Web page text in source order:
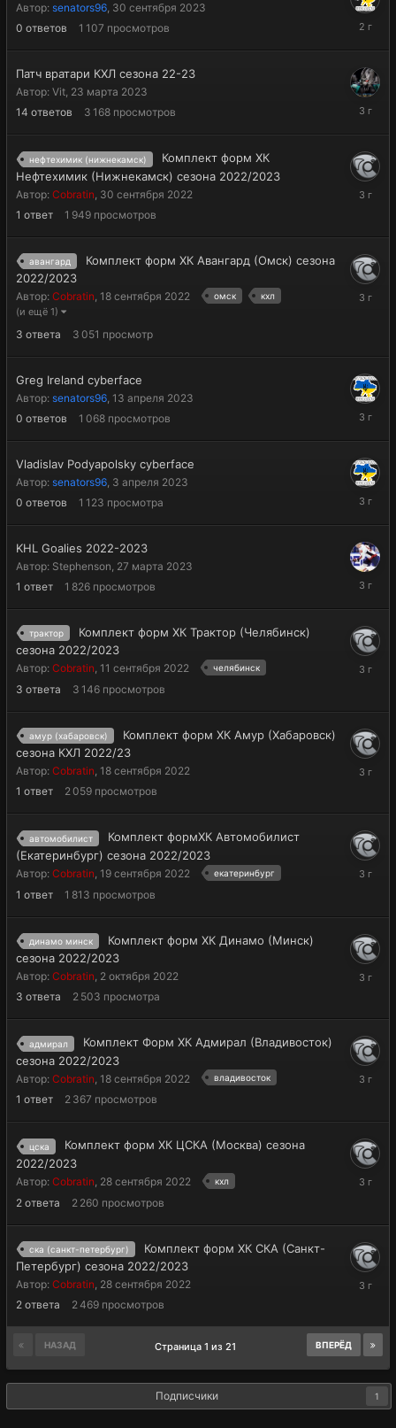
Автор: senators96, 30 сентября 2023
0 ответов 1 107 просмотров
30
2023
Патч вратари КХЛ сезона 22-23
Автор: Vit, 23 марта 2023
14 ответов 3 168 просмотров
15
2023
нефтехимик (нижнекамск)
Комплект форм ХК
Нефтехимик (Нижнекамск) сезона 2022/2023
Автор: Cobratin 30 сентября 2022
1 ответ 1 949 просмотров
15
авангард
Комплект форм ХК Авангард (Омск) сезона
2022/2023
Автор: Cobratin, 18 сентября 2022 омск кхл
(и ещё 1)
3 ответа 3 051 просмотр
15
Greg Ireland cyberface
Автор: senators96 13 апреля 2023
0 ответов 1 068 просмотров
13
2023
Vladislav Podyapolsky cyberface
Автор: senators96 3 апреля 2023
0 ответов 1 123 просмотра
2023
KHL Goalies 2022-2023
Автор: Stephenson 27 марта 2023
1 ответ 1 826 просмотров
27
2023
трактор
Комплект форм ХК Трактор (Челябинск)
сезона 2022/2023
Автор: Cobratin, 11 сентября 2022 челябинск
3 ответа 3 146 просмотров
14
амур (хабаровск)
Комплект форм ХК Амур (Хабаровск)
сезона КХЛ 2022/23
Автор: Cobratin, 18 сентября 2022
1 ответ 2 059 просмотров
14
автомобилист
Комплект формХК Автомобилист
(Екатеринбург) сезона 2022/2023
Автор: Cobratin 19 сентября 2022 екатеринбург
1 ответ 1 813 просмотров
14
динамо минск
Комплект форм ХК Динамо (Минск)
сезона 2022/2023
Автор: Cobratin, 2 октября 2022
3 ответа 2 503 просмотра
13
адмирал
Комплект Форм ХК Адмирал (Владивосток)
сезона 2022/2023
Автор: Cobratin 18 сентября 2022 владивосток
1 ответ 2 367 просмотров
13
цска
Комплект форм ХК ЦСКА (Москва) сезона
2022/2023
Автор: Cobratin 28 сентября 2022 кхл
2 ответа 2 260 просмотров
13
ска (санкт-петербург)
Комплект форм ХК СКА (Санкт-
Петербург) сезона 2022/2023
Автор: Cobratin 28 сентября 2022
2 ответа 2 469 просмотров
13
НАЗАД ВПЕРЁД
Страница 1 из 21
Подписчики 1